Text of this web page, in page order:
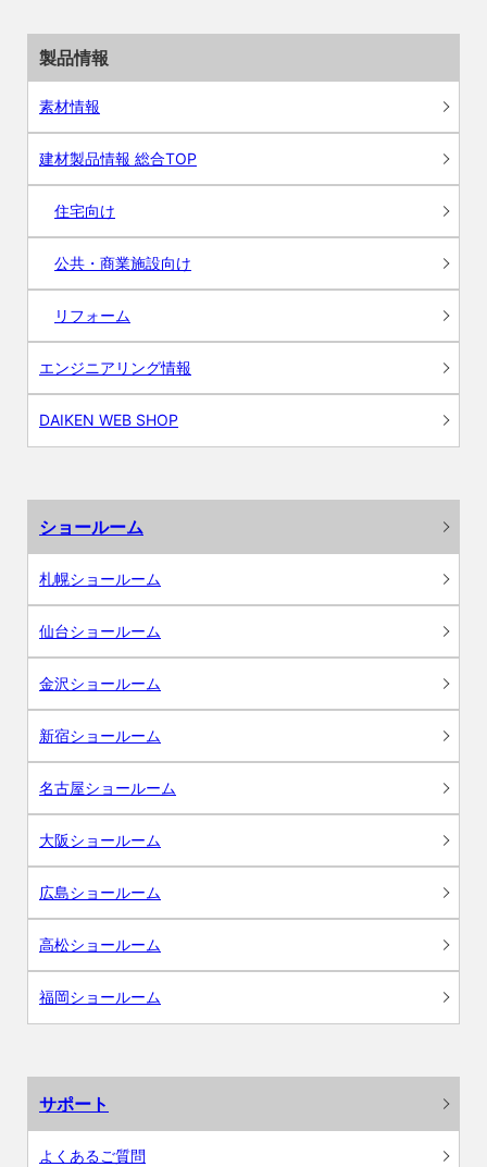
製品情報
素材情報
建材製品情報 総合TOP
住宅向け
公共・商業施設向け
リフォーム
エンジニアリング情報
DAIKEN WEB SHOP
ショールーム
札幌ショールーム
仙台ショールーム
金沢ショールーム
新宿ショールーム
名古屋ショールーム
大阪ショールーム
広島ショールーム
高松ショールーム
福岡ショールーム
サポート
よくあるご質問